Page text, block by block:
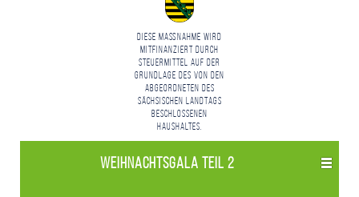
Diese Maßnahme wird
mitfinanziert durch
Steuermittel auf der
Grundlage des von den
Abgeordneten des
Sächsischen Landtags
beschlossenen
Haushaltes.
Weihnachts­gala Teil 2